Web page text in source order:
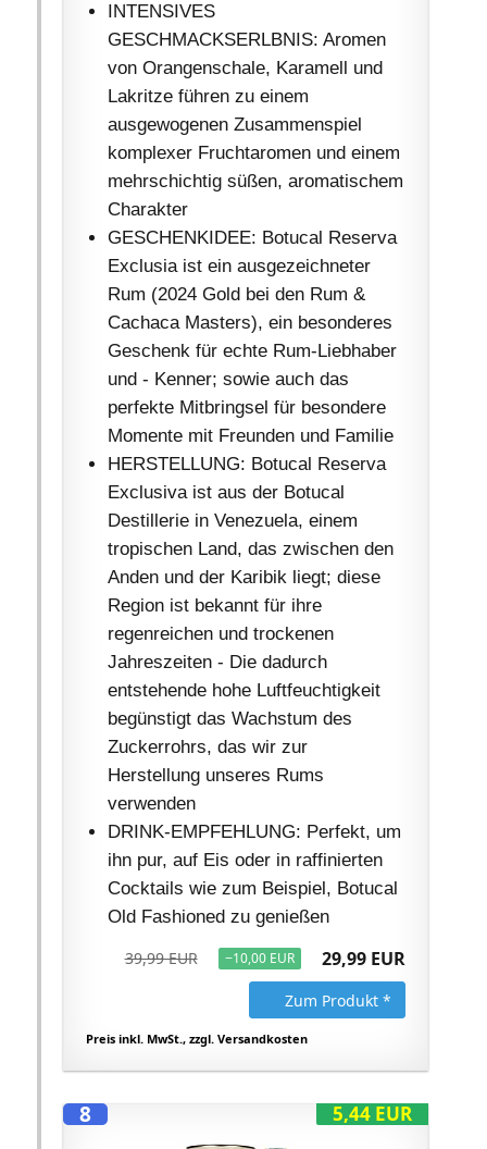
INTENSIVES
GESCHMACKSERLBNIS: Aromen
von Orangenschale, Karamell und
Lakritze führen zu einem
ausgewogenen Zusammenspiel
komplexer Fruchtaromen und einem
mehrschichtig süßen, aromatischem
Charakter
GESCHENKIDEE: Botucal Reserva
Exclusia ist ein ausgezeichneter
Rum (2024 Gold bei den Rum &
Cachaca Masters), ein besonderes
Geschenk für echte Rum-Liebhaber
und - Kenner; sowie auch das
perfekte Mitbringsel für besondere
Momente mit Freunden und Familie
HERSTELLUNG: Botucal Reserva
Exclusiva ist aus der Botucal
Destillerie in Venezuela, einem
tropischen Land, das zwischen den
Anden und der Karibik liegt; diese
Region ist bekannt für ihre
regenreichen und trockenen
Jahreszeiten - Die dadurch
entstehende hohe Luftfeuchtigkeit
begünstigt das Wachstum des
Zuckerrohrs, das wir zur
Herstellung unseres Rums
verwenden
DRINK-EMPFEHLUNG: Perfekt, um
ihn pur, auf Eis oder in raffinierten
Cocktails wie zum Beispiel, Botucal
Old Fashioned zu genießen
39,99 EUR −10,00 EUR 29,99 EUR
Zum Produkt *
Preis inkl. MwSt., zzgl. Versandkosten
5,44 EUR
8